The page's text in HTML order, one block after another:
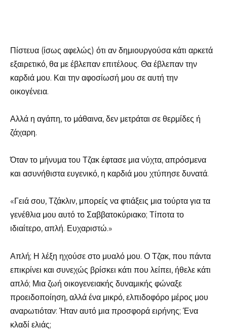
Πίστευα (ίσως αφελώς) ότι αν δημιουργούσα κάτι αρκετά
εξαιρετικό, θα με έβλεπαν επιτέλους. Θα έβλεπαν την
καρδιά μου. Και την αφοσίωσή μου σε αυτή την
οικογένεια.
Αλλά η αγάπη, το μάθαινα, δεν μετράται σε θερμίδες ή
ζάχαρη.
Όταν το μήνυμα του Τζακ έφτασε μια νύχτα, απρόσμενα
και ασυνήθιστα ευγενικό, η καρδιά μου χτύπησε δυνατά.
«Γειά σου, Τζάκλιν, μπορείς να φτιάξεις μια τούρτα για τα
γενέθλια μου αυτό το Σαββατοκύριακο; Τίποτα το
ιδιαίτερο, απλή. Ευχαριστώ.»
Απλή; Η λέξη ηχούσε στο μυαλό μου. Ο Τζακ, που πάντα
επικρίνει και συνεχώς βρίσκει κάτι που λείπει, ήθελε κάτι
απλό; Μια ζωή οικογενειακής δυναμικής φώναξε
προειδοποίηση, αλλά ένα μικρό, ελπιδοφόρο μέρος μου
αναρωτιόταν: Ήταν αυτό μια προσφορά ειρήνης; Ένα
κλαδί ελιάς;